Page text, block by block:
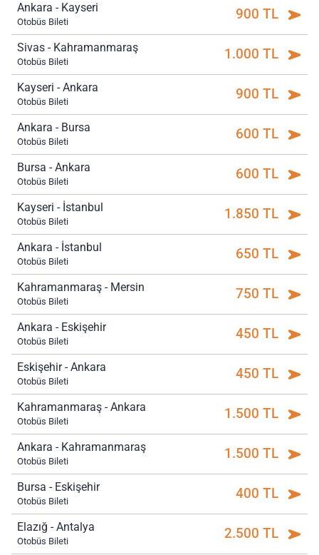
Ankara - Kayseri
Otobüs Bileti 900 TL
Sivas - Kahramanmaraş
Otobüs Bileti 1.000 TL
Kayseri - Ankara
Otobüs Bileti 900 TL
Ankara - Bursa
Otobüs Bileti 600 TL
Bursa - Ankara
Otobüs Bileti 600 TL
Kayseri - İstanbul
Otobüs Bileti 1.850 TL
Ankara - İstanbul
Otobüs Bileti 650 TL
Kahramanmaraş - Mersin
Otobüs Bileti 750 TL
Ankara - Eskişehir
Otobüs Bileti 450 TL
Eskişehir - Ankara
Otobüs Bileti 450 TL
Kahramanmaraş - Ankara
Otobüs Bileti 1.500 TL
Ankara - Kahramanmaraş
Otobüs Bileti 1.500 TL
Bursa - Eskişehir
Otobüs Bileti 400 TL
Elazığ - Antalya
Otobüs Bileti 2.500 TL